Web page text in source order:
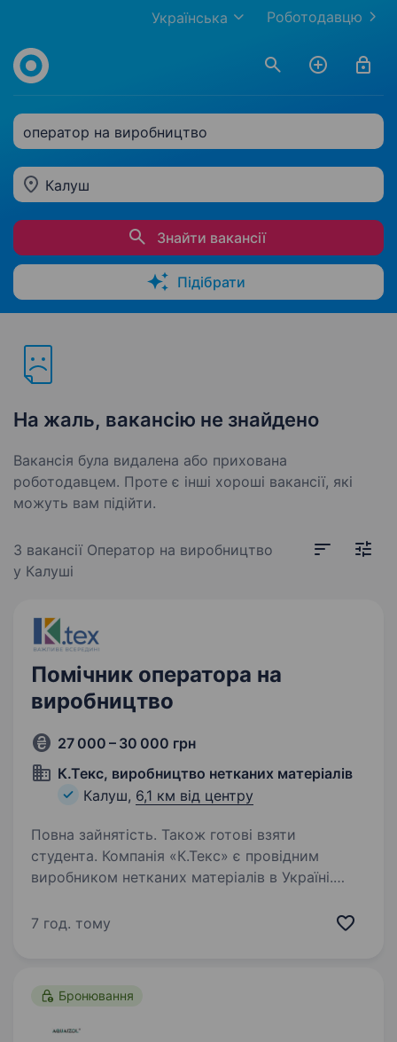
Роботодавцю
Українська
оператор на виробництво
Калуш
Знайти вакансії
Підібрати
На жаль, вакансію не знайдено
Вакансія була видалена або прихована
роботодавцем. Проте є інші хороші вакансії, які
можуть вам підійти.
3 вакансії Оператор на виробництво
у Калуші
Помічник оператора на
виробництво
27 000 – 30 000 грн
К.Текс, виробництво нетканих матеріалів
Калуш, 6,1 км від центру
Повна зайнятість. Також готові взяти
студента. Компанія «К.Текс» є провідним
виробником нетканих матеріалів в Україні.
бригади — запрошуємо на виробництво
7 год. тому
Бронювання